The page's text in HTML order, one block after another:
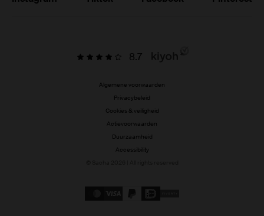
8.7
Algemene voorwaarden
Privacybeleid
Cookies & veiligheid
Actievoorwaarden
Duurzaamheid
Accessibility